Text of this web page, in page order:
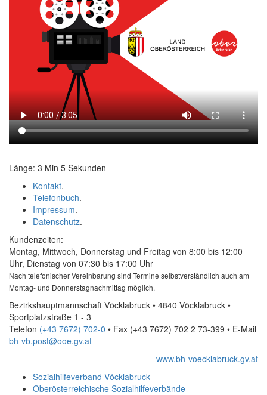
Länge: 3 Min 5 Sekunden
Kontakt.
Telefonbuch.
Impressum.
Datenschutz.
Kundenzeiten:
Montag, Mittwoch, Donnerstag und Freitag von 8:00 bis 12:00
Uhr, Dienstag von 07:30 bis 17:00 Uhr
Nach telefonischer Vereinbarung sind Termine selbstverständlich auch am
Montag- und Donnerstagnachmittag möglich.
Bezirkshauptmannschaft Vöcklabruck • 4840 Vöcklabruck •
Sportplatzstraße 1 - 3
Telefon (+43 7672) 702-0 • Fax (+43 7672) 702 2 73-399 • E-Mail
bh-vb.post@ooe.gv.at
www.bh-voecklabruck.gv.at
Sozialhilfeverband Vöcklabruck
Oberösterreichische Sozialhilfeverbände